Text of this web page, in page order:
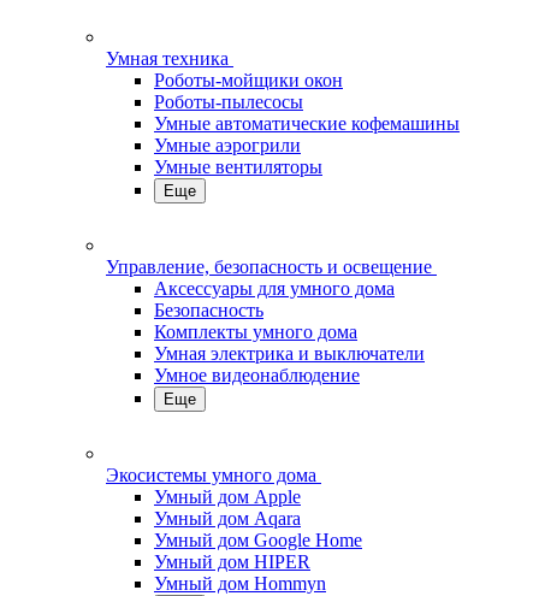
Умная техника
Роботы-мойщики окон
Роботы-пылесосы
Умные автоматические кофемашины
Умные аэрогрили
Умные вентиляторы
Еще
Управление, безопасность и освещение
Аксессуары для умного дома
Безопасность
Комплекты умного дома
Умная электрика и выключатели
Умное видеонаблюдение
Еще
Экосистемы умного дома
Умный дом Apple
Умный дом Aqara
Умный дом Google Home
Умный дом HIPER
Умный дом Hommyn